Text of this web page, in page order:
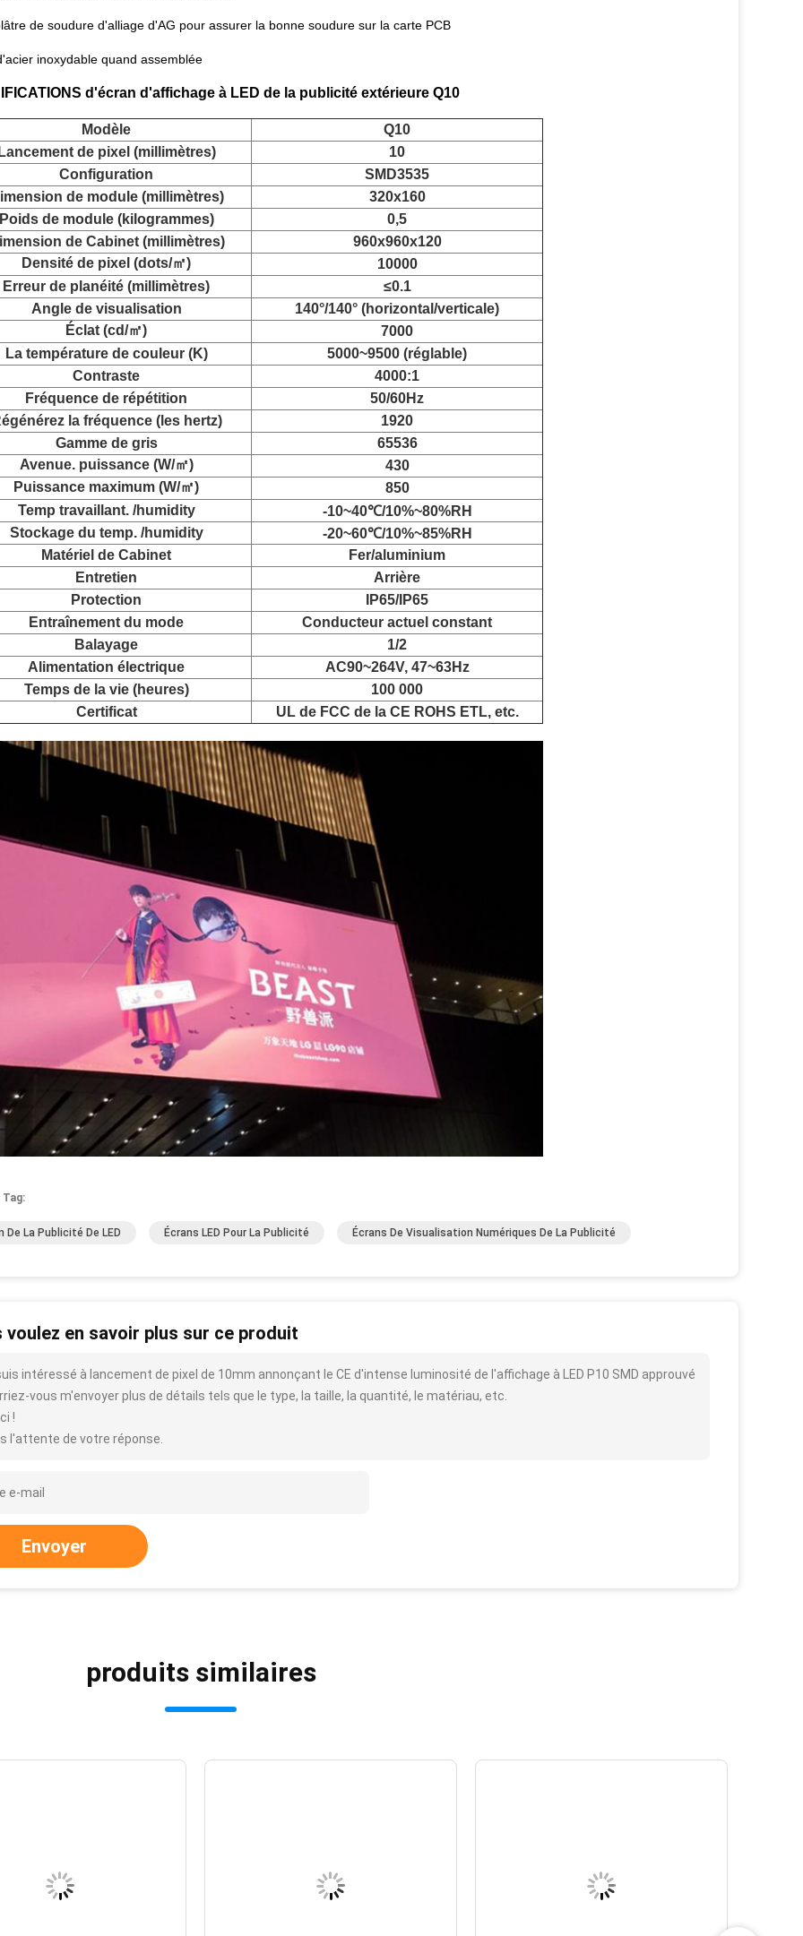
de soudure d'alliage d'AG pour assurer la bonne soudure sur la carte PCB
inoxydable quand assemblée
d'écran d'affichage à LED de la publicité extérieure Q10
Modèle
Q10
de pixel (millimètres)
10
Configuration
SMD3535
de module (millimètres)
320x160
de module (kilogrammes)
0,5
de Cabinet (millimètres)
960x960x120
Densité de pixel (dots/㎡)
10000
Erreur de planéité (millimètres)
≤0.1
Angle de visualisation
140°/140° (horizontal/verticale)
Éclat (cd/㎡)
7000
La température de couleur (K)
5000~9500 (réglable)
Contraste
4000:1
Fréquence de répétition
50/60Hz
la fréquence (les hertz)
1920
Gamme de gris
65536
Avenue. puissance (W/㎡)
430
Puissance maximum (W/㎡)
850
Temp travaillant. /humidity
-10~40℃/10%~80%RH
Stockage du temp. /humidity
-20~60℃/10%~85%RH
Matériel de Cabinet
Fer/aluminium
Entretien
Arrière
Protection
IP65/IP65
Entraînement du mode
Conducteur actuel constant
Balayage
1/2
Alimentation électrique
AC90~264V, 47~63Hz
Temps de la vie (heures)
100 000
Certificat
UL de FCC de la CE ROHS ETL, etc.
De La Publicité De LED Écrans LED Pour La Publicité Écrans De Visualisation Numériques De La Publicité
voulez en savoir plus sur ce produit
intéressé à lancement de pixel de 10mm annonçant le CE d'intense luminosité de l'affichage à LED P10 SMD approuvé
vous m'envoyer plus de détails tels que le type, la taille, la quantité, le matériau, etc.
!
l'attente de votre réponse.
Envoyer
produits similaires